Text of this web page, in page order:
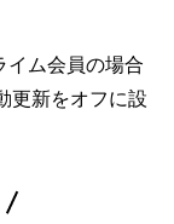
イム会員の場合
更新をオフに設